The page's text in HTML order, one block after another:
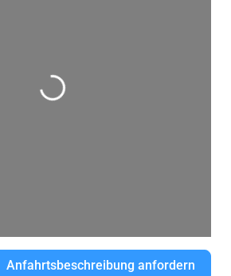
Wird geladen …
ein.
Anfahrtsbeschreibung anfordern